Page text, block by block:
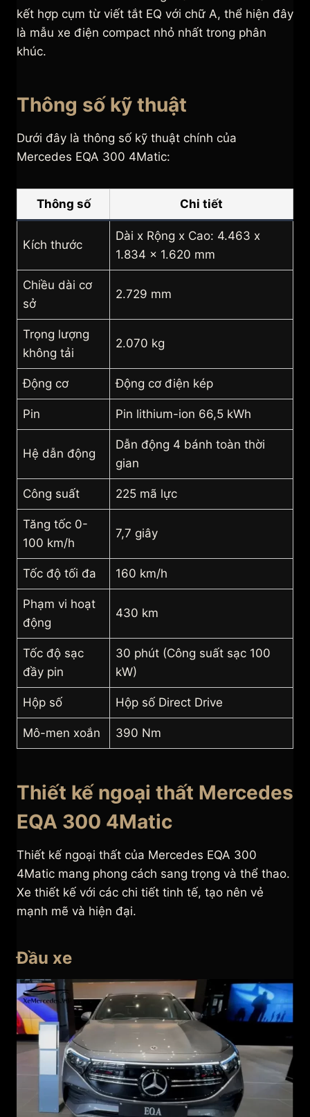
kết hợp cụm từ viết tắt EQ với chữ A, thể hiện đây
là mẫu xe điện compact nhỏ nhất trong phân
khúc.
Thông số kỹ thuật
Dưới đây là thông số kỹ thuật chính của
Mercedes EQA 300 4Matic:
Thông số Chi tiết
Kích thước
Dài x Rộng x Cao: 4.463 x
1.834 x 1.620 mm
Chiều dài cơ
sở
2.729 mm
Trọng lượng
không tải
2.070 kg
Động cơ Động cơ điện kép
Pin Pin lithium-ion 66,5 kWh
Hệ dẫn động
Dẫn động 4 bánh toàn thời
gian
Công suất 225 mã lực
Tăng tốc 0-
100 km/h
7,7 giây
Tốc độ tối đa 160 km/h
Phạm vi hoạt
động
430 km
Tốc độ sạc
đầy pin
30 phút (Công suất sạc 100
kW)
Hộp số Hộp số Direct Drive
Mô-men xoắn 390 Nm
Thiết kế ngoại thất Mercedes
EQA 300 4Matic
Thiết kế ngoại thất của Mercedes EQA 300
4Matic mang phong cách sang trọng và thể thao.
Xe thiết kế với các chi tiết tinh tế, tạo nên vẻ
mạnh mẽ và hiện đại.
Đầu xe